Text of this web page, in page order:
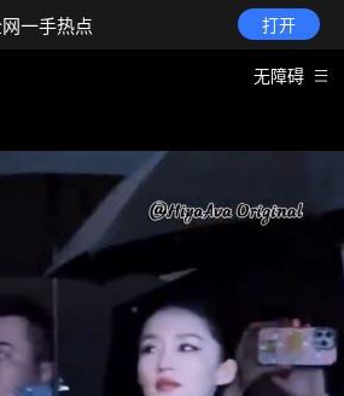
网一手热点 打开
无障碍